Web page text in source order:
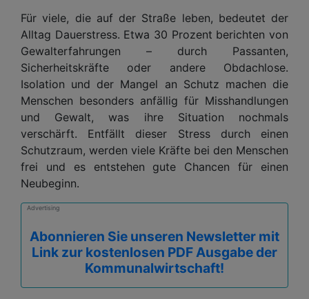
Für viele, die auf der Straße leben, bedeutet der
Alltag Dauerstress. Etwa 30 Prozent berichten von
Gewalterfahrungen – durch Passanten,
Sicherheitskräfte oder andere Obdachlose.
Isolation und der Mangel an Schutz machen die
Menschen besonders anfällig für Misshandlungen
und Gewalt, was ihre Situation nochmals
verschärft. Entfällt dieser Stress durch einen
Schutzraum, werden viele Kräfte bei den Menschen
frei und es entstehen gute Chancen für einen
Neubeginn.
Advertising
Abonnieren Sie unseren Newsletter mit
Link zur kostenlosen PDF Ausgabe der
Kommunalwirtschaft!